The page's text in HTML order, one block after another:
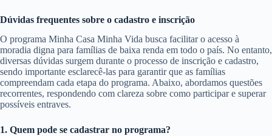
Dúvidas frequentes sobre o cadastro e inscrição
O programa Minha Casa Minha Vida busca facilitar o acesso à
moradia digna para famílias de baixa renda em todo o país. No entanto,
diversas dúvidas surgem durante o processo de inscrição e cadastro,
sendo importante esclarecê-las para garantir que as famílias
compreendam cada etapa do programa. Abaixo, abordamos questões
recorrentes, respondendo com clareza sobre como participar e superar
possíveis entraves.
1. Quem pode se cadastrar no programa?